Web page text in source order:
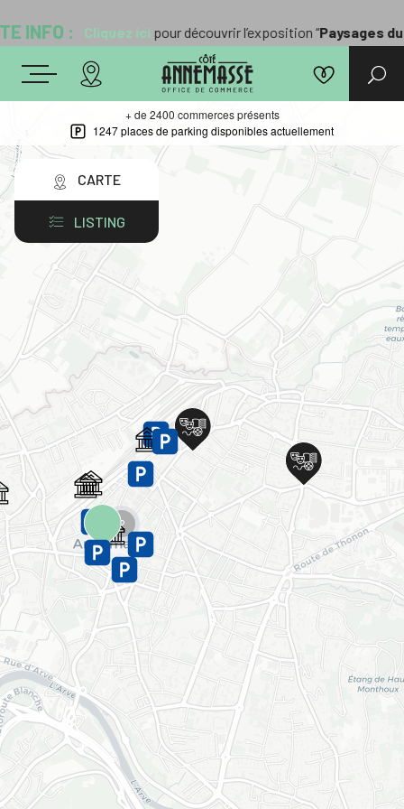
INFO : Cliquez icipour découvrir l’exposition “Paysages du
CARTE
LISTING
Chargement en cours...
+ de 2400 commerces présents
1247 places de parking disponibles actuellement
2